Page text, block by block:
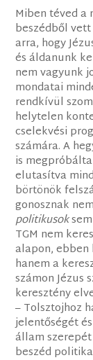
Miben téved a
beszédből
arra, hogy
és áldanunk
nem vagyunk
mondatai
rendkívül
helytelen
cselekvési
számára. A
is
elutasítva
börtönök
gonosznak
politikusok
TGM nem
alapon,
hanem a
számon Jézus
keresztény
– Tolsztojhoz
jelentőségét
állam
beszéd